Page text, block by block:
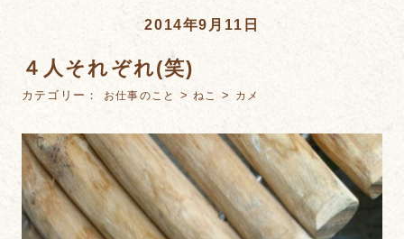
2014年9月11日
４人それぞれ(笑)
カテゴリー： お仕事のこと >ねこ > カメ